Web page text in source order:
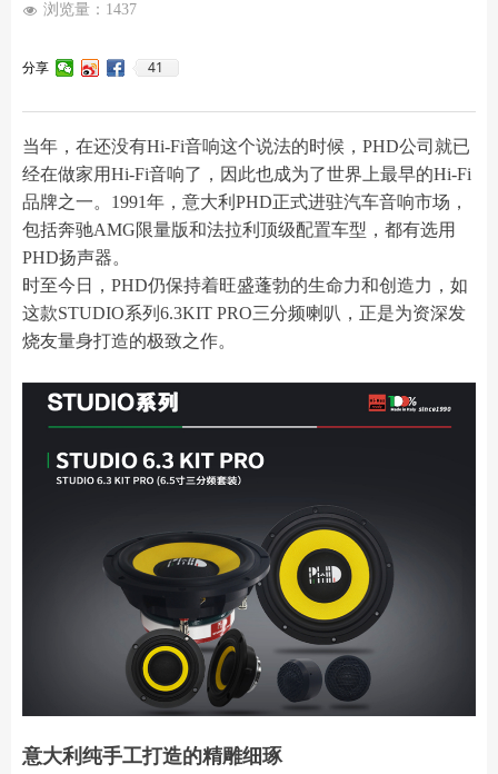
当年，在还没有Hi-Fi音响这个说法的时候，PHD公司就已
经在做家用Hi-Fi音响了，因此也成为了世界上最早的Hi-Fi
品牌之一。1991年，意大利PHD正式进驻汽车音响市场，
包括奔驰AMG限量版和法拉利顶级配置车型，都有选用
PHD扬声器。
时至今日，PHD仍保持着旺盛蓬勃的生命力和创造力，如
这款STUDIO系列6.3KIT PRO三分频喇叭，正是为资深发
烧友量身打造的极致之作。
意大利纯手工打造的精雕细琢
分享 41
넶 浏览量： 1437